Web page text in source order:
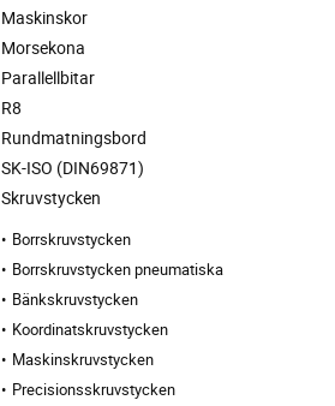
Maskinskor
Morsekona
Parallellbitar
R8
Rundmatningsbord
SK-ISO (DIN69871)
Skruvstycken
Borrskruvstycken
Borrskruvstycken pneumatiska
Bänkskruvstycken
Koordinatskruvstycken
Maskinskruvstycken
Precisionsskruvstycken